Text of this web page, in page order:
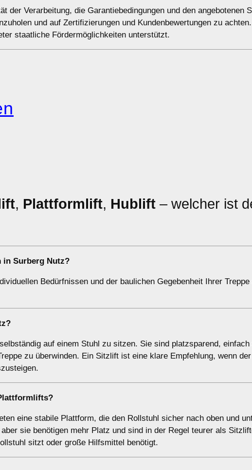
der Verarbeitung, die Garantiebedingungen und den angebotenen
und auf Zertifizierungen und Kundenbewertungen zu achten.
staatliche Fördermöglichkeiten unterstützt.
, Plattformlift, Hublift – welcher ist
in Surberg Nutz?
Bedürfnissen und der baulichen Gegebenheit Ihrer Treppe
auf einem Stuhl zu sitzen. Sie sind platzsparend, einfach
zu überwinden. Ein Sitzlift ist eine klare Empfehlung, wenn der
?
eine stabile Plattform, die den Rollstuhl sicher nach oben und
sie benötigen mehr Platz und sind in der Regel teurer als
sitzt oder große Hilfsmittel benötigt.